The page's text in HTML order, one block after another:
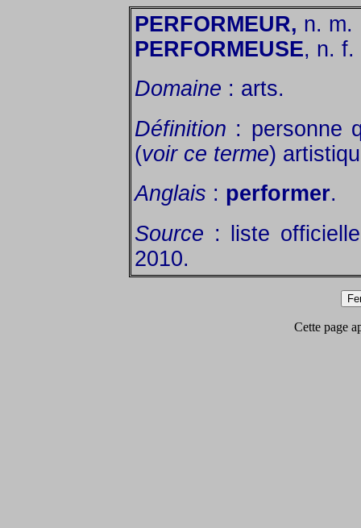
PERFORMEUR, n. m.
PERFORMEUSE, n. f.
Domaine : arts.
Définition : personne
(voir ce terme)
Anglais : performer.
Source : liste
2010.
Cette page